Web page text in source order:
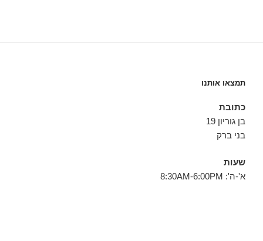
תמצאו אותנו
כתובת
בן גוריון 19
בני ברק
שעות
א'-ה': 8:30AM-6:00PM